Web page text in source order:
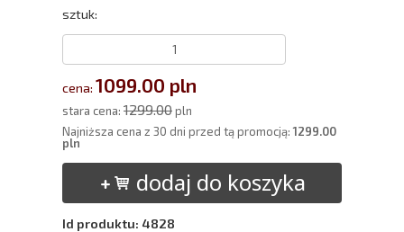
sztuk:
cena: 1099.00 pln
stara cena: 1299.00pln
Najniższa cena z 30 dni przed tą promocją:1299.00
pln
dodaj do koszyka
Id produktu: 4828